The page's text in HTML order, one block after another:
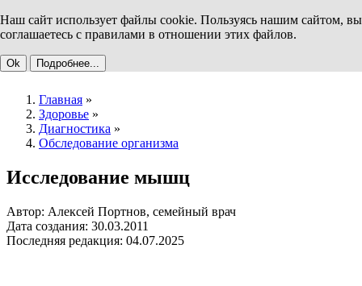
Наш сайт использует файлы cookie. Пользуясь нашим сайтом, вы
соглашаетесь с правилами в отношении этих файлов.
Ok Подробнее...
Главная »
Здоровье »
Диагностика »
Обследование организма
Исследование мышц
Автор: Алексей Портнов, семейный врач
Дата создания: 30.03.2011
Последняя редакция: 04.07.2025